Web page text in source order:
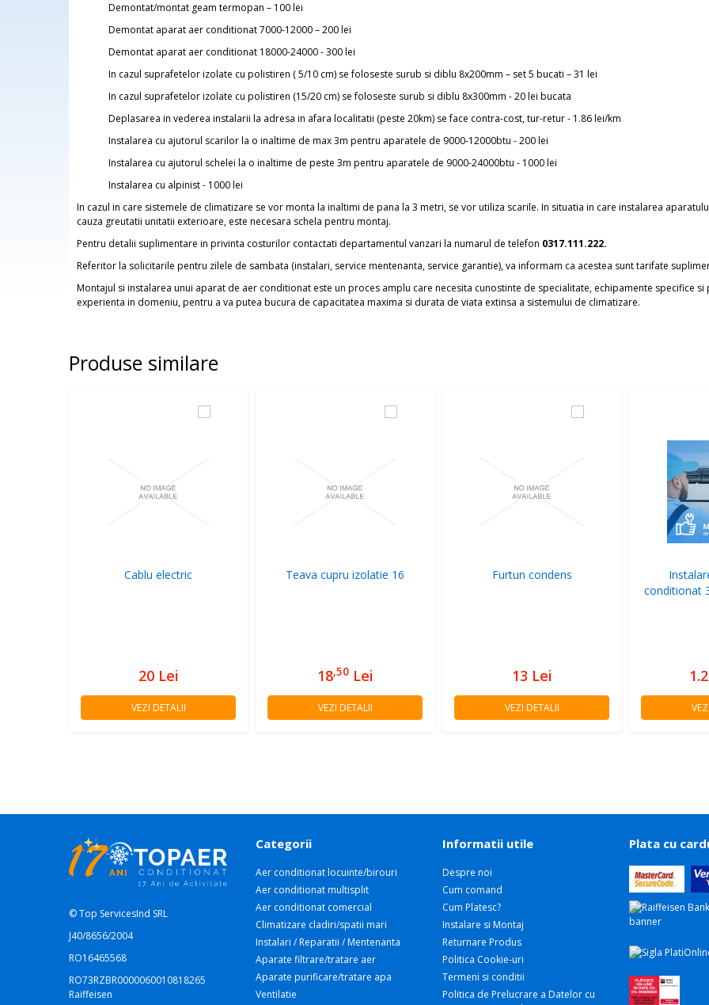
Demontat/montat geam termopan – 100 lei
Demontat aparat aer conditionat 7000-12000 – 200 lei
Demontat aparat aer conditionat 18000-24000 - 300 lei
In cazul suprafetelor izolate cu polistiren ( 5/10 cm) se foloseste surub si diblu 8x200mm – set 5 bucati – 31 lei
In cazul suprafetelor izolate cu polistiren (15/20 cm) se foloseste surub si diblu 8x300mm - 20 lei bucata
Deplasarea in vederea instalarii la adresa in afara localitatii (peste 20km) se face contra-cost, tur-retur - 1.86 lei/km
Instalarea cu ajutorul scarilor la o inaltime de max 3m pentru aparatele de 9000-12000btu - 200 lei
Instalarea cu ajutorul schelei la o inaltime de peste 3m pentru aparatele de 9000-24000btu - 1000 lei
Instalarea cu alpinist - 1000 lei
In cazul in care sistemele de climatizare se vor monta la inaltimi de pana la 3 metri, se vor utiliza scarile. In situatia in care instalarea
cauza greutatii unitatii exterioare, este necesara schela pentru montaj.
Pentru detalii suplimentare in privinta costurilor contactati departamentul vanzari la numarul de telefon 0317.111.222.
Referitor la solicitarile pentru zilele de sambata (instalari, service mentenanta, service garantie), va informam ca acestea sunt tarifate
Montajul si instalarea unui aparat de aer conditionat este un proces amplu care necesita cunostinte de specialitate, echipamente specifice
experienta in domeniu, pentru a va putea bucura de capacitatea maxima si durata de viata extinsa a sistemului de climatizare.
Produse similare
Cablu electric
20 Lei
VEZI DETALII
Teava cupru izolatie 16
18,50 Lei
VEZI DETALII
Furtun condens
13 Lei
VEZI DETALII
conditionat
© Top ServicesInd SRL
J40/8656/2004
RO16465568
RO73RZBR0000060010818265
Raiffeisen
Categorii
Aer conditionat locuinte/birouri
Aer conditionat multisplit
Aer conditionat comercial
Climatizare cladiri/spatii mari
Instalari / Reparatii / Mentenanta
Aparate filtrare/tratare aer
Aparate purificare/tratare apa
Ventilatie
Informatii utile
Despre noi
Cum comand
Cum Platesc?
Instalare si Montaj
Returnare Produs
Politica Cookie-uri
Termeni si conditii
Politica de Prelucrare a Datelor cu
Plata cu